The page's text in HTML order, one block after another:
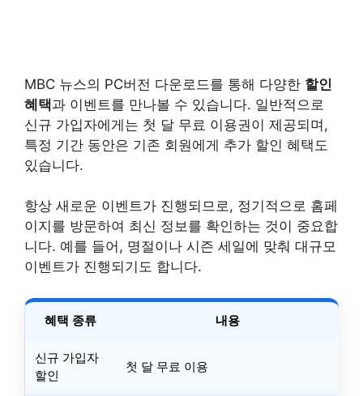
MBC 뉴스의 PC버전 다운로드를 통해 다양한 할인
혜택과 이벤트를 만나볼 수 있습니다. 일반적으로
신규 가입자에게는 첫 달 무료 이용권이 제공되며,
특정 기간 동안은 기존 회원에게 추가 할인 혜택도
있습니다.
항상 새로운 이벤트가 진행되므로, 정기적으로 홈페
이지를 방문하여 최신 정보를 확인하는 것이 중요합
니다. 예를 들어, 명절이나 시즌 세일에 맞춰 대규모
이벤트가 진행되기도 합니다.
혜택 종류 내용
신규 가입자
할인
첫 달 무료 이용